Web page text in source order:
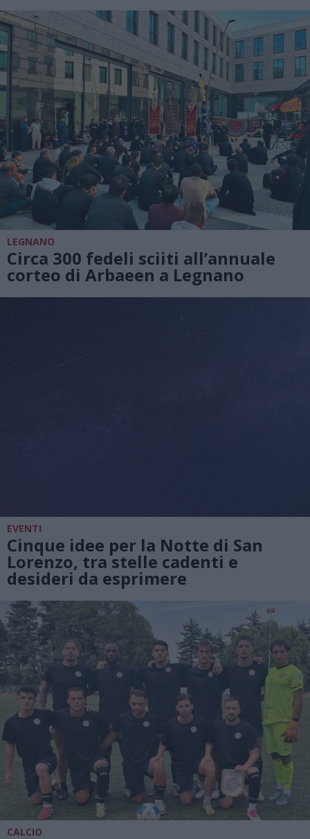
LEGNANO
Circa 300 fedeli sciiti all’annuale
corteo di Arbaeen a Legnano
EVENTI
Cinque idee per la Notte di San
Lorenzo, tra stelle cadenti e
desideri da esprimere
CALCIO